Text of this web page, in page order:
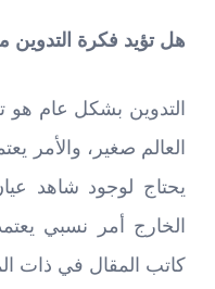
هل تؤيد فكرة التدوين
التدوين بشكل عام هو
العالم صغير، والأمر
يحتاج لوجود شاهد
الخارج أمر نسبي
كاتب المقال في ذات